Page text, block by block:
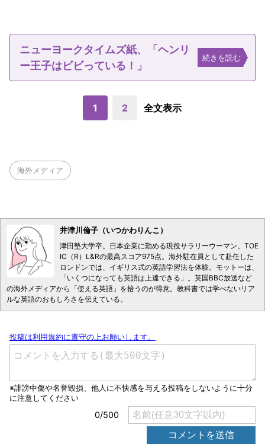
ニューヨークタイムズ紙、「ヘンリ
ー王子はビビっている！」
続きを読む
1 2 全文表示
海外メディア
井津川倫子（いつかわりんこ）
津田塾大学卒。日本企業に勤める現役サラリーウーマン。TOE
IC（R）L&Rの最高スコア975点。海外駐在員として赴任した
ロンドンでは、イギリス式の英語学習法を体験。モットーは、
「いくつになっても英語は上達できる」。英国BBC放送など
の海外メディアから「使える英語」を拾うのが得意。教科書では学べないリア
ルな英語のおもしろさを伝えている。